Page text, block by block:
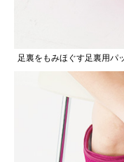
足裏をもみほぐす足裏用パ